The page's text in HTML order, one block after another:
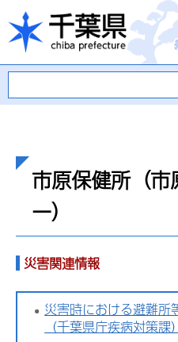
千葉県
市原保健所（
ー）
災害関連情報
災害時における避難所
（千葉県庁疾病対策課）